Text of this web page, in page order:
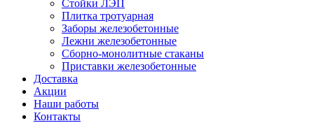
Стойки ЛЭП
Плитка тротуарная
Заборы железобетонные
Лежни железобетонные
Сборно-монолитные стаканы
Приставки железобетонные
Доставка
Акции
Наши работы
Контакты